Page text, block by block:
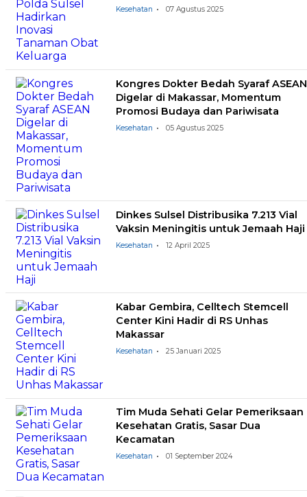
Kesehatan 07 Agustus 2025
Kongres Dokter Bedah Syaraf ASEAN
Digelar di Makassar, Momentum
Promosi Budaya dan Pariwisata
Kesehatan 05 Agustus 2025
Dinkes Sulsel Distribusika 7.213 Vial
Vaksin Meningitis untuk Jemaah Haji
Kesehatan 12 April 2025
Kabar Gembira, Celltech Stemcell
Center Kini Hadir di RS Unhas
Makassar
Kesehatan 25 Januari 2025
Tim Muda Sehati Gelar Pemeriksaan
Kesehatan Gratis, Sasar Dua
Kecamatan
Kesehatan 01 September 2024